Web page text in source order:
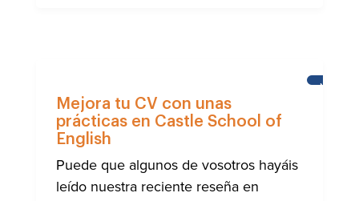
Mejora tu CV con unas
prácticas en Castle School of
English
Puede que algunos de vosotros hayáis
leído nuestra reciente reseña en